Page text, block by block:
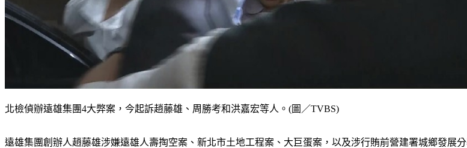
北檢偵辦遠雄集團4大弊案，今起訴趙藤雄、周勝考和洪嘉宏等人。(圖／TVBS)
遠雄集團創辦人趙藤雄涉嫌遠雄人壽掏空案、新北市土地工程案、大巨蛋案，以及涉行賄前營建署城鄉發展